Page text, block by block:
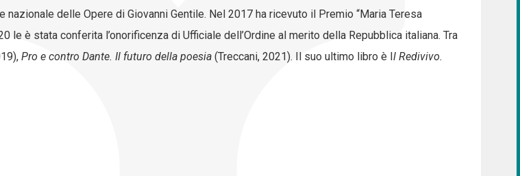
delle Opere di Giovanni Gentile. Nel 2017 ha ricevuto il Premio “Maria Teresa
le è stata conferita l’onorificenza di Ufficiale dell’Ordine al merito della Repubblica italiana. Tra
Pro e contro Dante. Il futuro della poesia (Treccani, 2021). Il suo ultimo libro è Il Redivivo.